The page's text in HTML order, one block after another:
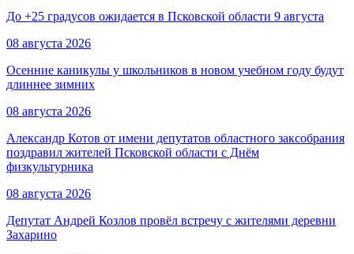
До +25 градусов ожидается в Псковской области 9 августа
08 августа 2026
Осенние каникулы у школьников в новом учебном году будут
длиннее зимних
08 августа 2026
Александр Котов от имени депутатов областного заксобрания
поздравил жителей Псковской области с Днём
физкультурника
08 августа 2026
Депутат Андрей Козлов провёл встречу с жителями деревни
Захарино